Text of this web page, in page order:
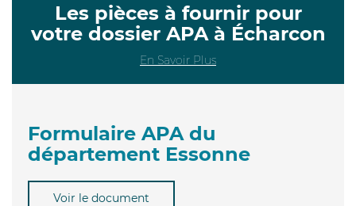
Les pièces à fournir pour
votre dossier APA à Écharcon
En Savoir Plus
Formulaire APA du
département Essonne
Voir le document